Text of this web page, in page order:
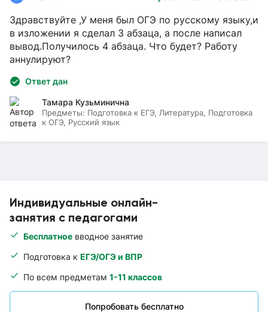
Индивидуальные онлайн-
занятия с педагогами
Бесплатное вводное занятие
Подготовка к ЕГЭ/ОГЭ и ВПР
По всем предметам 1-11 классов
Попробовать бесплатно
Здравствуйте ,У меня был ОГЭ по русскому языку,и
в изложении я сделал 3 абзаца, а после написал
вывод.Получилось 4 абзаца. Что будет? Работу
аннулируют?
Ответ дан
Тамара Кузьминична
Предметы: Подготовка к ЕГЭ, Литература, Подготовка
к ОГЭ, Русский язык